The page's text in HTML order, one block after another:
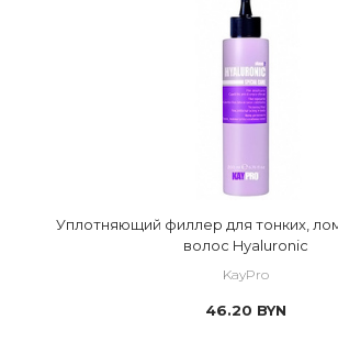
Уплотняющий филлер для тонких,
волос Hyaluronic
KayPro
46.20 BYN